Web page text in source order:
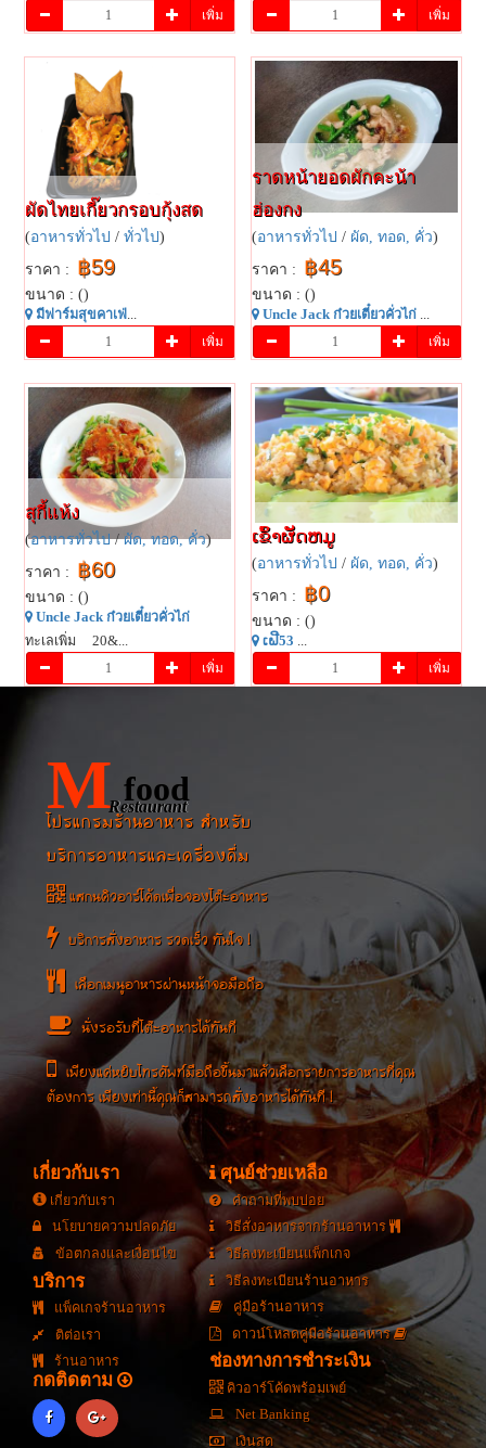
เพิ่ม
เพิ่ม
ผัดไทย​เกี๊ยว​กรอบ​กุ้ง​สด
(อาหารทั่วไป / ทั่วไป)
ราคา : ฿59
ขนาด : ()
มี​ฟาร์​มสุข​คาเฟ่​...
เพิ่ม
ราดหน้ายอดผักคะน้า
ฮ่องกง
(อาหารทั่วไป / ผัด, ทอด, คั่ว)
ราคา : ฿45
ขนาด : ()
Uncle Jack ก๋วยเตี๋ยวคั่วไก่ ...
เพิ่ม
สุกี้แห้ง
(อาหารทั่วไป/ผัด, ทอด, คั่ว)
ราคา : ฿60
ขนาด : ()
Uncle Jack ก๋วยเตี๋ยวคั่วไก่
ทะเลเพิ่ม 20&...
เพิ่ม
ເຂົ້າຜັດຫມູ
(อาหารทั่วไป / ผัด, ทอด, คั่ว)
ราคา : ฿0
ขนาด : ()
ເຝີ53 ...
เพิ่ม
M food
Restaurant
โปรแกรมร้านอาหาร สำหรับ
บริการอาหารและเครื่องดื่ม
แสกนคิวอาร์โค้ดเพื่อจองโต๊ะอาหาร
บริการสั่งอาหาร รวดเร็ว ทันใจ !
เลือกเมนูอาหารผ่านหน้าจอมือถือ
นั่งรอรับที่โต๊ะอาหารได้ทันที
เพียงแค่หยิบโทรศัพท์มือถือขึ้นมาแล้วเลือกรายการอาหารที่คุณ
ต้องการ เพียงเท่านี้คุณก็สามารถสั่งอาหารได้ทันที !
เกี่ยวกับเรา
เกี่ยวกับเรา
นโยบายความปลดภัย
ข้อตกลงและเงื่อนไข
บริการ
แพ็คเกจร้านอาหาร
ติต่อเรา
ร้านอาหาร
กดติดตาม
ศุนย์ช่วยเหลือ
คำถามที่พบบ่อย
วิธีสั่งอาหารจากร้านอาหาร
วิธีลงทะเบียนแพ็กเกจ
วิธีลงทะเบียนร้านอาหาร
คู่มือร้านอาหาร
ดาวน์โหลดคู่มือร้านอาหาร
ช่องทางการชำระเงิน
คิวอาร์โค้ดพร้อมเพย์
Net Banking
เงินสด